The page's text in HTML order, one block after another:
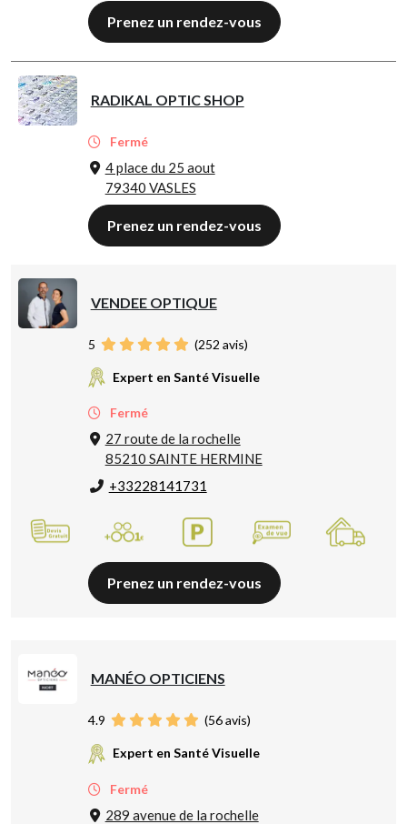
Prenez un rendez-vous
RADIKAL OPTIC SHOP
Fermé
4 place du 25 aout
79340 VASLES
Prenez un rendez-vous
VENDEE OPTIQUE
5 (252 avis)
Expert en Santé Visuelle
Fermé
27 route de la rochelle
85210 SAINTE HERMINE
+33228141731
Prenez un rendez-vous
MANÉO OPTICIENS
4.9 (56avis)
Expert en Santé Visuelle
Fermé
289 avenue de la rochelle